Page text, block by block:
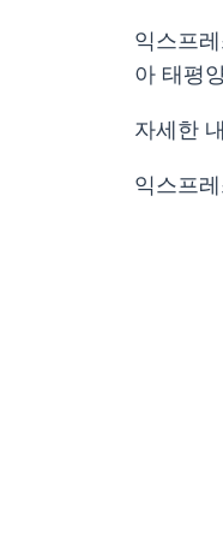
익스프
아 태평
자세한
익스프